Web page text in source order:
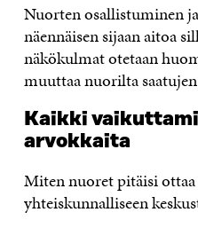
Nuorten osallistuminen
näennäisen sijaan aitoa
näkökulmat otetaan
muuttaa nuorilta
Kaikki
arvokkaita
Miten nuoret pitäisi
yhteiskunnalliseen